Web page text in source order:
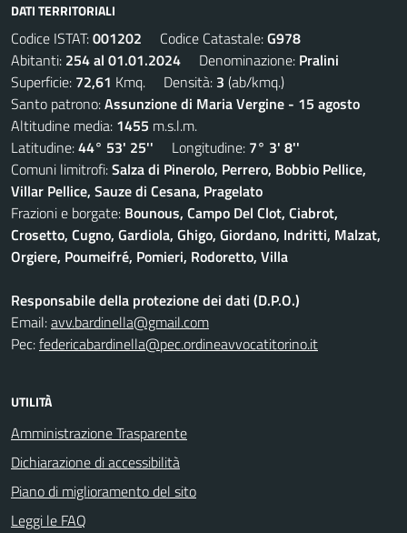
DATI TERRITORIALI
Codice ISTAT:001202 Codice Catastale:G978
Abitanti: 254 al 01.01.2024 Denominazione: Pralini
Superficie: 72,61 Kmq. Densità: 3 (ab/kmq.)
Santo patrono:Assunzione di Maria Vergine - 15 agosto
Altitudine media: 1455 m.s.l.m.
Latitudine:44° 53' 25'' Longitudine: 7° 3' 8''
Comuni limitrofi:Salza di Pinerolo, Perrero, Bobbio Pellice,
Villar Pellice, Sauze di Cesana, Pragelato
Frazioni e borgate: Bounous, Campo Del Clot, Ciabrot,
Crosetto, Cugno, Gardiola, Ghigo, Giordano, Indritti, Malzat,
Orgiere, Poumeifré, Pomieri, Rodoretto, Villa
Responsabile della protezione dei dati (D.P.O.)
Email:avv.bardinella@gmail.com
Pec:federicabardinella@pec.ordineavvocatitorino.it
UTILITÀ
Amministrazione Trasparente
Dichiarazione di accessibilità
Piano di miglioramento del sito
Leggi le FAQ